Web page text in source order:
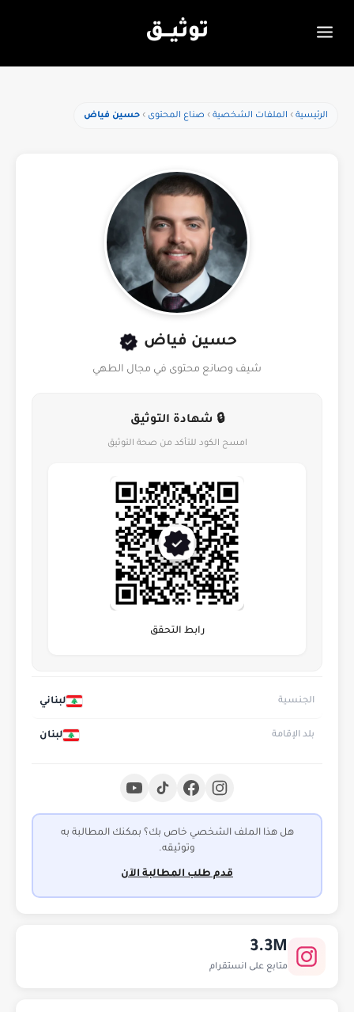
توثيـــق
الرئيسية الملفات الشخصية صناع المحتوى حسين فياض
حسين فياض
شيف وصانع محتوى في مجال الطهي
🔒 شهادة التوثيق
امسح الكود للتأكد من صحة التوثيق
رابط التحقق
الجنسية لبناني
بلد الإقامة لبنان
هل هذا الملف الشخصي خاص بك؟ بمكنك المطالبة به
وتوثيقه.
قدم طلب المطالبة الآن
3.3M
متابع على انستقرام